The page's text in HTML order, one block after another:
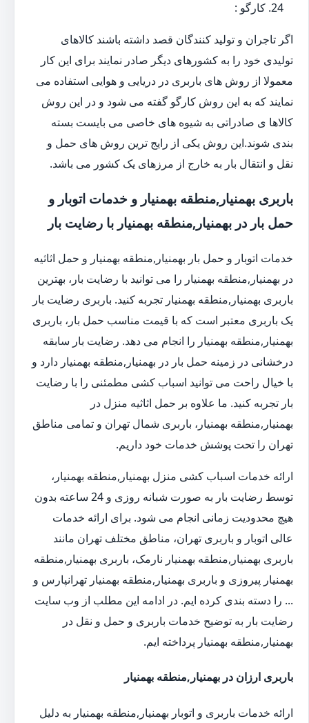
کارگو :
اگر تاجران و تولید کنندگان قصد داشته باشند کالاهای
تولیدی خود را به کشورهای دیگر صادر نمایند برای این کار
معمولا از روش های باربری در دریایی و هوایی استفاده می
نمایند که به این روش کارگو گفته می شود و در این روش
کالاها ی صادراتی به شیوه های خاصی می بایست بسته
بندی شوند.این روش یکی از رایج ترین روش های حمل و
نقل و انتقال بار به خارج از مرزهای یک کشور می باشد.
باربری بهمنیار,منطقه بهمنیار و خدمات اتوبار و
حمل بار در بهمنیار,منطقه بهمنیار با رضایت بار
خدمات اتوبار و حمل بار بهمنیار,منطقه بهمنیار و حمل اثاثیه
در بهمنیار,منطقه بهمنیار را می توانید با رضایت بار، بهترین
باربری بهمنیار,منطقه بهمنیار تجربه کنید. باربری رضایت بار
یک باربری معتبر است که با قیمت مناسب حمل بار، باربری
بهمنیار,منطقه بهمنیار را انجام می دهد. رضایت بار سابقه
درخشانی در زمینه حمل بار در بهمنیار,منطقه بهمنیار دارد و
با خیال راحت می توانید اسباب کشی مطمئنی را با رضایت
بار تجربه کنید. ما علاوه بر حمل اثاثیه منزل در
بهمنیار,منطقه بهمنیار، باربری شمال تهران و تمامی مناطق
تهران را تحت پوشش خدمات خود داریم.
ارائه خدمات اسباب کشی منزل بهمنیار,منطقه بهمنیار،
توسط رضایت بار به صورت شبانه روزی و 24 ساعته بدون
هیچ محدودیت زمانی انجام می شود. برای ارائه خدمات
عالی اتوبار و باربری تهران، مناطق مختلف تهران مانند
باربری بهمنیار,منطقه بهمنیار نارمک، باربری بهمنیار,منطقه
بهمنیار پیروزی و باربری بهمنیار,منطقه بهمنیار تهرانپارس و
... را دسته بندی کرده ایم. در ادامه این مطلب از وب سایت
رضایت بار به توضیح خدمات باربری و حمل و نقل در
بهمنیار,منطقه بهمنیار پرداخته ایم.
باربری ارزان در بهمنیار,منطقه بهمنیار
ارائه خدمات باربری و اتوبار بهمنیار,منطقه بهمنیار به دلیل